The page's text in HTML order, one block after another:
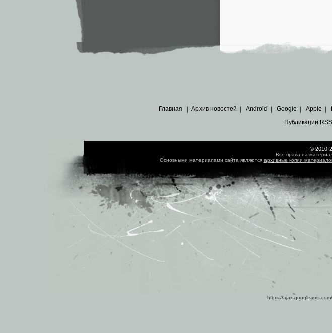
Главная Архив новостей Android Google Apple
Публикации RSS
© 2010-
Все права на
Основными материалами сайта являются архивные копии
https://